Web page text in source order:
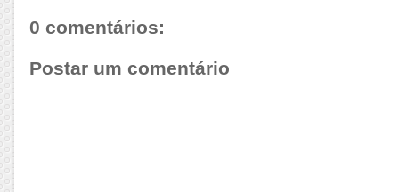
0 comentários:
Postar um comentário